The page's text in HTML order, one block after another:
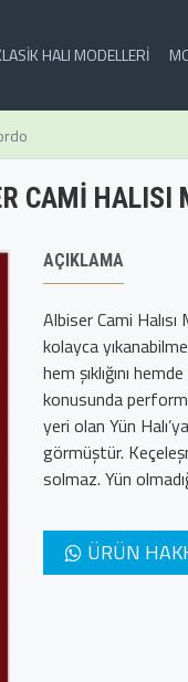
HALI MODELLERI
CAMI HALISI
AÇIKLAMA
Albiser Cami
kolayca
hem şıklığını
konusunda
yeri olan Yün
görmüştür.
solmaz. Yün
ÜRÜN